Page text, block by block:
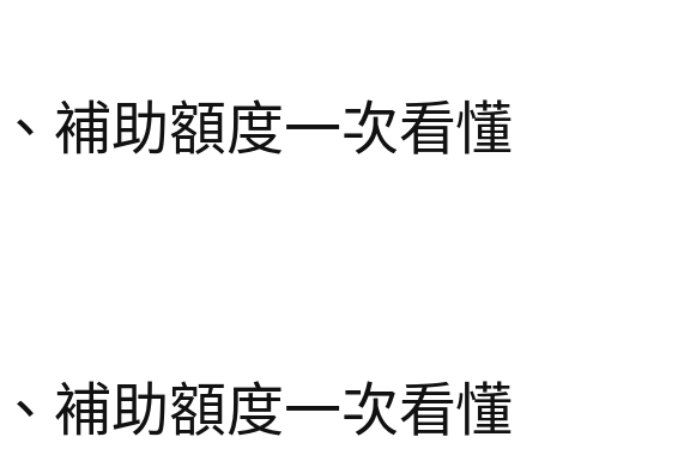
補助額度一次看懂
補助額度一次看懂